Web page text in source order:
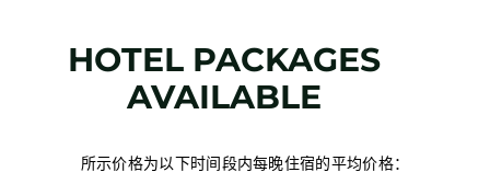
HOTEL PACKAGES
AVAILABLE
所示价格为以下时间段内每晚住宿的平均价格：